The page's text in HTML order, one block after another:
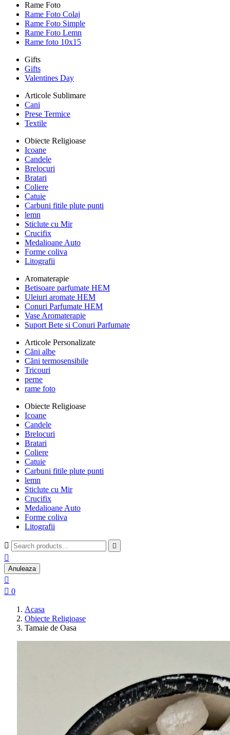
Rame Foto
Rame Foto Colaj
Rame Foto Simple
Rame Foto Lemn
Rame foto 10x15
Gifts
Gifts
Valentines Day
Articole Sublimare
Cani
Prese Termice
Textile
Obiecte Religioase
Icoane
Candele
Brelocuri
Bratari
Coliere
Catuie
Carbuni fitile plute punti
lemn
Sticlute cu Mir
Crucifix
Medalioane Auto
Forme coliva
Litografii
Aromaterapie
Betisoare parfumate HEM
Uleiuri aromate HEM
Conuri Parfumate HEM
Vase Aromaterapie
Suport Bete si Conuri Parfumate
Articole Personalizate
Căni albe
Căni termosensibile
Tricouri
perne
rame foto
Obiecte Religioase
Icoane
Candele
Brelocuri
Bratari
Coliere
Catuie
Carbuni fitile plute punti
lemn
Sticlute cu Mir
Crucifix
Medalioane Auto
Forme coliva
Litografii
 

Anuleaza

 0
Acasa
Obiecte Religioase
Tamaie de Oasa